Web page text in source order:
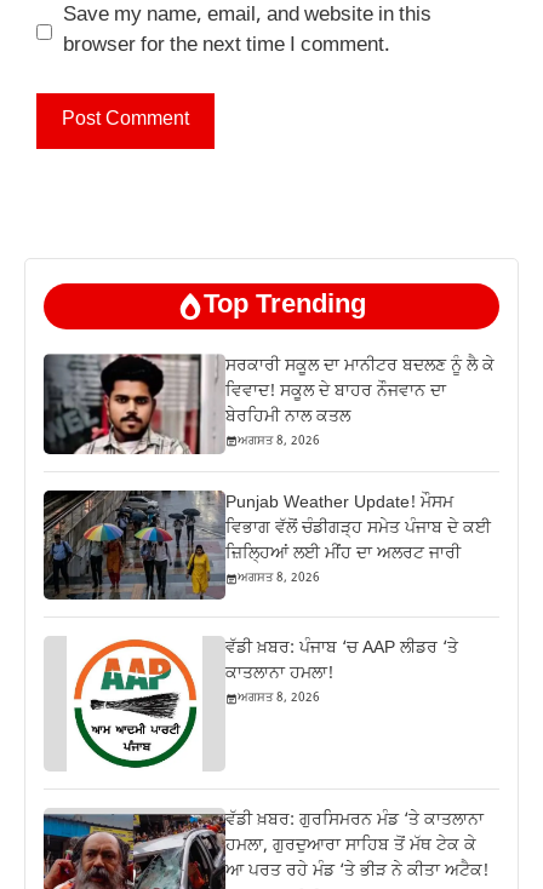
Save my name, email, and website in this
browser for the next time I comment.
Top Trending
ਸਰਕਾਰੀ ਸਕੂਲ ਦਾ ਮਾਨੀਟਰ ਬਦਲਣ ਨੂੰ ਲੈ ਕੇ
ਵਿਵਾਦ! ਸਕੂਲ ਦੇ ਬਾਹਰ ਨੌਜਵਾਨ ਦਾ
ਬੇਰਹਿਮੀ ਨਾਲ ਕਤਲ
ਅਗਸਤ 8, 2026
Punjab Weather Update! ਮੌਸਮ
ਵਿਭਾਗ ਵੱਲੋਂ ਚੰਡੀਗੜ੍ਹ ਸਮੇਤ ਪੰਜਾਬ ਦੇ ਕਈ
ਜ਼ਿਲ੍ਹਿਆਂ ਲਈ ਮੀਂਹ ਦਾ ਅਲਰਟ ਜਾਰੀ
ਅਗਸਤ 8, 2026
ਵੱਡੀ ਖ਼ਬਰ: ਪੰਜਾਬ ‘ਚ AAP ਲੀਡਰ ‘ਤੇ
ਕਾਤਲਾਨਾ ਹਮਲਾ!
ਅਗਸਤ 8, 2026
ਵੱਡੀ ਖ਼ਬਰ: ਗੁਰਸਿਮਰਨ ਮੰਡ ‘ਤੇ ਕਾਤਲਾਨਾ
ਹਮਲਾ, ਗੁਰਦੁਆਰਾ ਸਾਹਿਬ ਤੋਂ ਮੱਥ ਟੇਕ ਕੇ
ਆ ਪਰਤ ਰਹੇ ਮੰਡ ‘ਤੇ ਭੀੜ ਨੇ ਕੀਤਾ ਅਟੈਕ!